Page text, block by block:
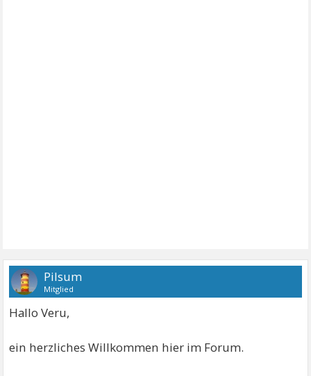
Pilsum
Mitglied
Hallo Veru,
ein herzliches Willkommen hier im Forum.